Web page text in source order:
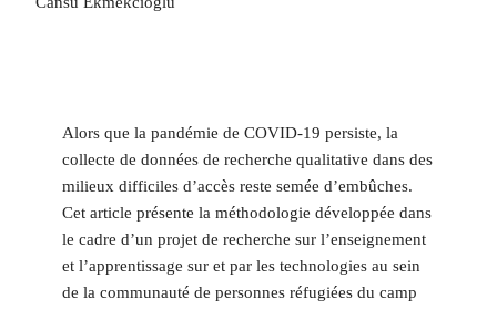
Alors que la pandémie de COVID-19 persiste, la
collecte de données de recherche qualitative dans des
milieux difficiles d’accès reste semée d’embûches.
Cet article présente la méthodologie développée dans
le cadre d’un projet de recherche sur l’enseignement
et l’apprentissage sur et par les technologies au sein
de la communauté de personnes réfugiées du camp